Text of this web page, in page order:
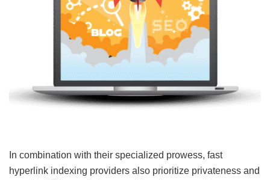
In combination with their specialized prowess, fast
hyperlink indexing providers also prioritize privateness and